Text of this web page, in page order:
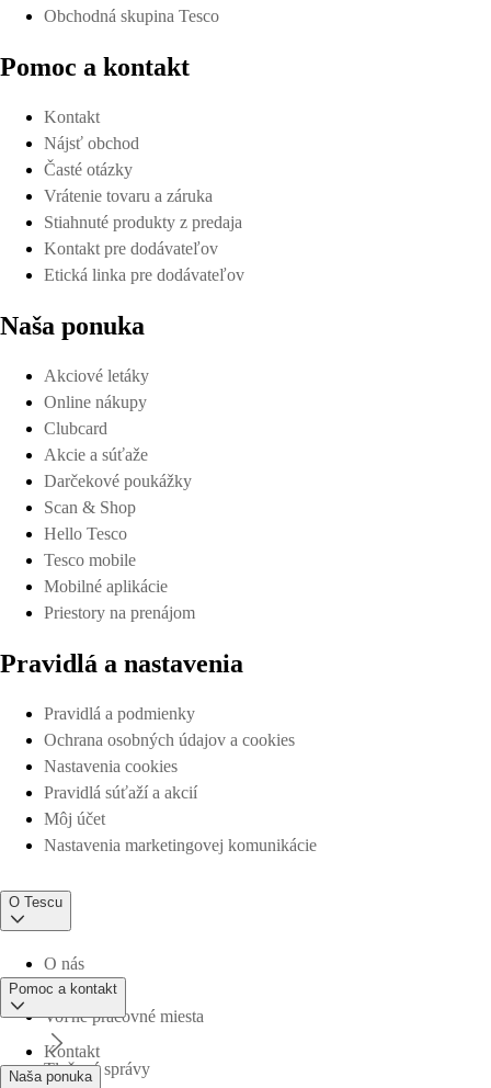
Obchodná skupina Tesco
Pomoc a kontakt
Kontakt
Nájsť obchod
Časté otázky
Vrátenie tovaru a záruka
Stiahnuté produkty z predaja
Kontakt pre dodávateľov
Etická linka pre dodávateľov
Naša ponuka
Akciové letáky
Online nákupy
Clubcard
Akcie a súťaže
Darčekové poukážky
Scan & Shop
Hello Tesco
Tesco mobile
Mobilné aplikácie
Priestory na prenájom
Pravidlá a nastavenia
Pravidlá a podmienky
Ochrana osobných údajov a cookies
Nastavenia cookies
Pravidlá súťaží a akcií
Môj účet
Nastavenia marketingovej komunikácie
O Tescu
O nás
Voľné pracovné miesta
Tlačové správy
Pomoc a kontakt
Kontakt
Naša ponuka